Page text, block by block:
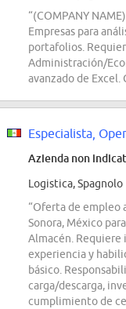
“(COMPANY
Empresas para
portafolios.
Administración/
avanzado de
Especialista,
Azienda non
Logistica, Spagnolo
“Oferta de empleo
Sonora, México
Almacén.
experiencia y
básico.
carga/descarga,
cumplimiento de